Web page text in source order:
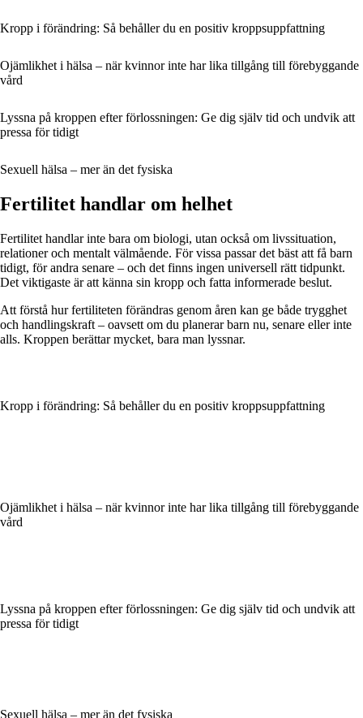
Kropp i förändring: Så behåller du en positiv kroppsuppfattning
Ojämlikhet i hälsa – när kvinnor inte har lika tillgång till förebyggande
vård
Lyssna på kroppen efter förlossningen: Ge dig själv tid och undvik att
pressa för tidigt
Sexuell hälsa – mer än det fysiska
Fertilitet handlar om helhet
Fertilitet handlar inte bara om biologi, utan också om livssituation,
relationer och mentalt välmående. För vissa passar det bäst att få barn
tidigt, för andra senare – och det finns ingen universell rätt tidpunkt.
Det viktigaste är att känna sin kropp och fatta informerade beslut.
Att förstå hur fertiliteten förändras genom åren kan ge både trygghet
och handlingskraft – oavsett om du planerar barn nu, senare eller inte
alls. Kroppen berättar mycket, bara man lyssnar.
Kropp i förändring: Så behåller du en positiv kroppsuppfattning
Ojämlikhet i hälsa – när kvinnor inte har lika tillgång till förebyggande
vård
Lyssna på kroppen efter förlossningen: Ge dig själv tid och undvik att
pressa för tidigt
Sexuell hälsa – mer än det fysiska